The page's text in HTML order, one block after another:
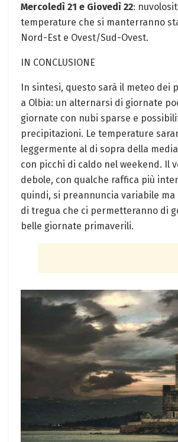
Mercoledì 21 e Giovedì 22:
temperature che si manterranno
Nord-Est e Ovest/Sud-Ovest.
IN CONCLUSIONE
In sintesi, questo sarà il meteo dei
a Olbia: un alternarsi di giornate
giornate con nubi sparse e
precipitazioni. Le temperature
leggermente al di sopra della
con picchi di caldo nel weekend. Il
debole, con qualche raffica più
quindi, si preannuncia variabile ma
di tregua che ci permetteranno di
belle giornate primaverili.